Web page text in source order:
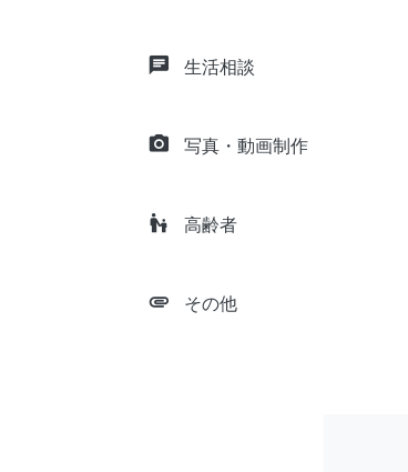
chat 生活相談
camera_alt 写真・動画制作
escalator_warning 高齢者
attachment その他